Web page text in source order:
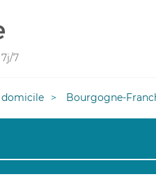
7
domicile Bourgogne-